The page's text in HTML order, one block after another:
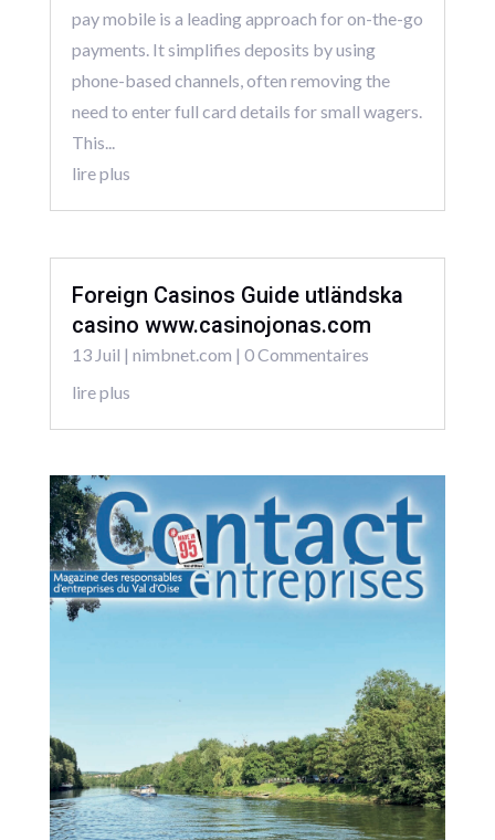
pay mobile is a leading approach for on-the-go
payments. It simplifies deposits by using
phone-based channels, often removing the
need to enter full card details for small wagers.
This...
lire plus
Foreign Casinos Guide utländska
casino www.casinojonas.com
13 Juil | nimbnet.com | 0 Commentaires
lire plus